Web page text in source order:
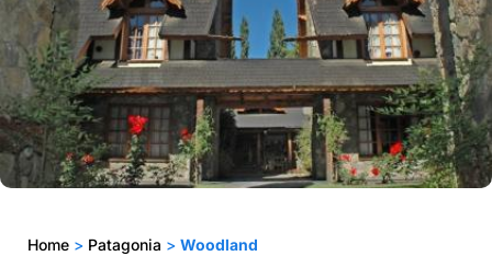
Home > Patagonia > Woodland